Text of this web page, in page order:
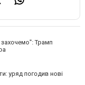
Трамп
уряд погодив нові